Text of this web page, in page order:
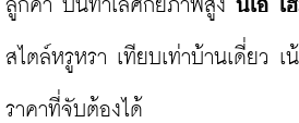
ลูกค้า บนทำเลศักยภาพสูง นีโอ โ
สไตล์หรูหรา เทียบเท่าบ้านเดี่ยว เ
ราคาที่จับต้องได้